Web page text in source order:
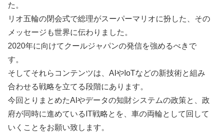
た。
リオ五輪の閉会式で総理がスーパーマリオに扮した、その
メッセージも世界に伝わりました。
2020年に向けてクールジャパンの発信を強めるべきで
す。
そしてそれらコンテンツは、AIやIoTなどの新技術と組み
合わせる戦略を立てる段階にあります。
今回とりまとめたAIやデータの知財システムの政策と、政
府が同時に進めているIT戦略とを、車の両輪として回して
いくことをお願い致します。